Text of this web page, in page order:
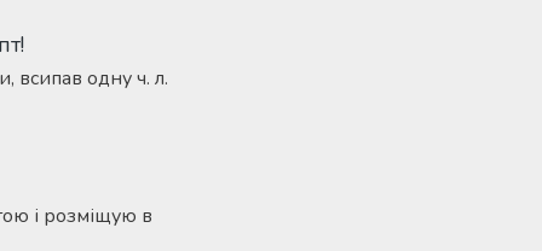
всипав одну ч. л.
і розміщую в